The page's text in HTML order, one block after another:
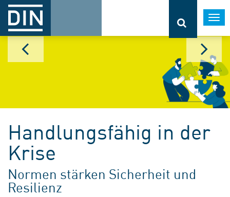
Handlungsfähig in der
Krise
Normen stärken Sicherheit und
Resilienz